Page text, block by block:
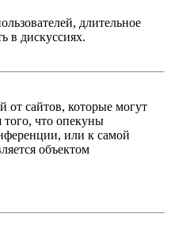
длительное
в дискуссиях.
сайтов, которые могут
что опекуны
или к самой
объектом